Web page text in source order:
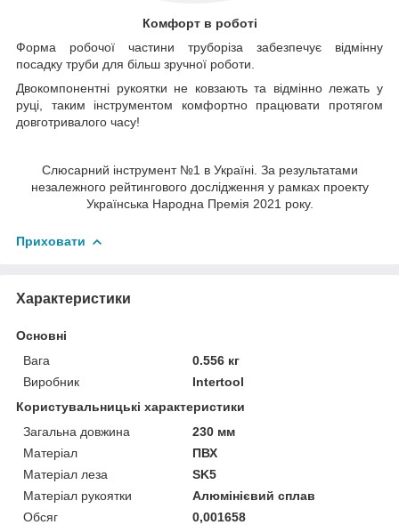
Комфорт в роботі
Форма робочої частини труборіза забезпечує відмінну
посадку труби для більш зручної роботи.
Двокомпонентні рукоятки не ковзають та відмінно лежать у
руці, таким інструментом комфортно працювати протягом
довготривалого часу!
Слюсарний інструмент №1 в Україні. За результатами
незалежного рейтингового дослідження у рамках проекту
Українська Народна Премія 2021 року.
Приховати
Характеристики
Основні
Вага
0.556 кг
Виробник
Intertool
Користувальницькі характеристики
Загальна довжина
230 мм
Матеріал
ПВХ
Матеріал леза
SK5
Матеріал рукоятки
Алюмінієвий сплав
Обсяг
0,001658